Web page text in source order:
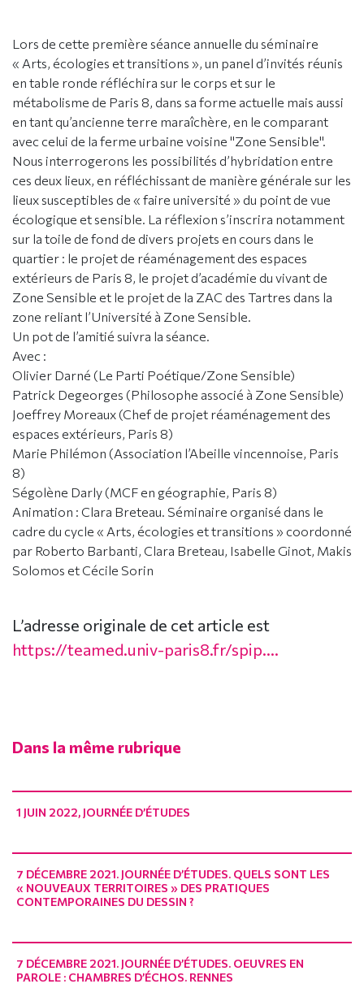
Lors de cette première séance annuelle du séminaire
« Arts, écologies et transitions », un panel d’invités réunis
en table ronde réfléchira sur le corps et sur le
métabolisme de Paris 8, dans sa forme actuelle mais aussi
en tant qu’ancienne terre maraîchère, en le comparant
avec celui de la ferme urbaine voisine "Zone Sensible".
Nous interrogerons les possibilités d’hybridation entre
ces deux lieux, en réfléchissant de manière générale sur les
lieux susceptibles de « faire université » du point de vue
écologique et sensible. La réflexion s’inscrira notamment
sur la toile de fond de divers projets en cours dans le
quartier : le projet de réaménagement des espaces
extérieurs de Paris 8, le projet d’académie du vivant de
Zone Sensible et le projet de la ZAC des Tartres dans la
zone reliant l’Université à Zone Sensible.
Un pot de l’amitié suivra la séance.
Avec :
Olivier Darné (Le Parti Poétique/Zone Sensible)
Patrick Degeorges (Philosophe associé à Zone Sensible)
Joeffrey Moreaux (Chef de projet réaménagement des
espaces extérieurs, Paris 8)
Marie Philémon (Association l’Abeille vincennoise, Paris
8)
Ségolène Darly (MCF en géographie, Paris 8)
Animation : Clara Breteau. Séminaire organisé dans le
cadre du cycle « Arts, écologies et transitions » coordonné
par Roberto Barbanti, Clara Breteau, Isabelle Ginot, Makis
Solomos et Cécile Sorin
L’adresse originale de cet article est
https://teamed.univ-paris8.fr/spip....
Dans la même rubrique
1 JUIN 2022, JOURNÉE D’ÉTUDES
7 DÉCEMBRE 2021. JOURNÉE D’ÉTUDES. QUELS SONT LES
« NOUVEAUX TERRITOIRES » DES PRATIQUES
CONTEMPORAINES DU DESSIN ?
7 DÉCEMBRE 2021. JOURNÉE D’ÉTUDES. OEUVRES EN
PAROLE : CHAMBRES D’ÉCHOS. RENNES